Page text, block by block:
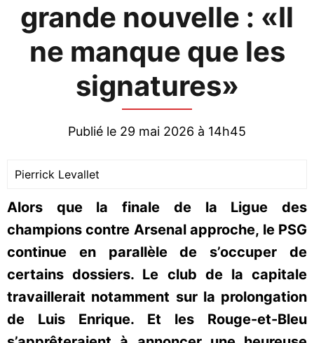
grande nouvelle : «Il
ne manque que les
signatures»
Publié le 29 mai 2026 à 14h45
Pierrick Levallet
Alors que la finale de la Ligue des
champions contre Arsenal approche, le PSG
continue en parallèle de s’occuper de
certains dossiers. Le club de la capitale
travaillerait notamment sur la prolongation
de Luis Enrique. Et les Rouge-et-Bleu